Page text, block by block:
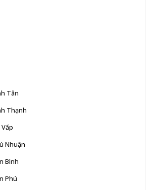
Tân
Thạnh
Nhuận
Bình
Phú